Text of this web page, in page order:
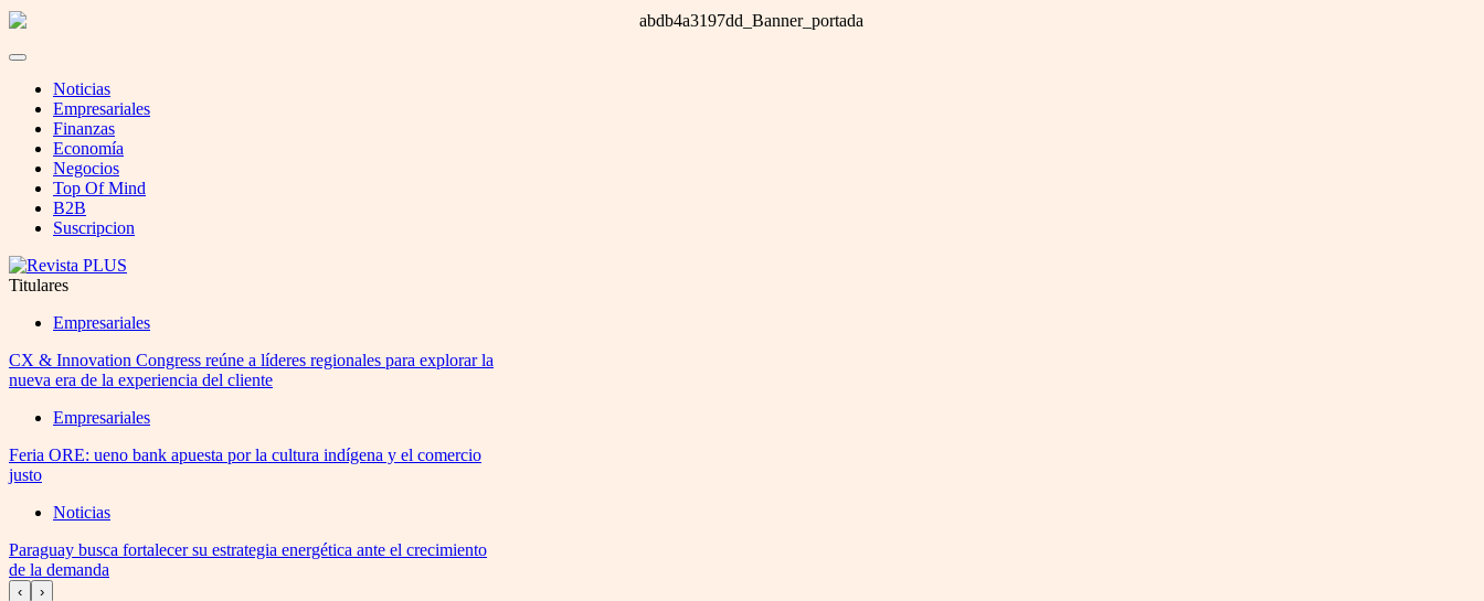
Noticias
Empresariales
Finanzas
Economía
Negocios
Top Of Mind
B2B
Suscripcion
Titulares
Empresariales
CX & Innovation Congress reúne a líderes regionales para explorar la
nueva era de la experiencia del cliente
Empresariales
Feria ORE: ueno bank apuesta por la cultura indígena y el comercio
justo
Noticias
Paraguay busca fortalecer su estrategia energética ante el crecimiento
de la demanda
‹ ›